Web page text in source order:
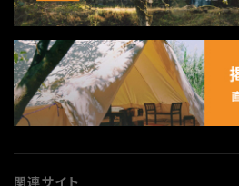
関連サイト